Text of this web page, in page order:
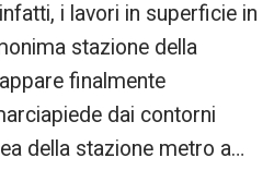
i lavori in superficie in
stazione della
finalmente
dai contorni
della stazione metro a…